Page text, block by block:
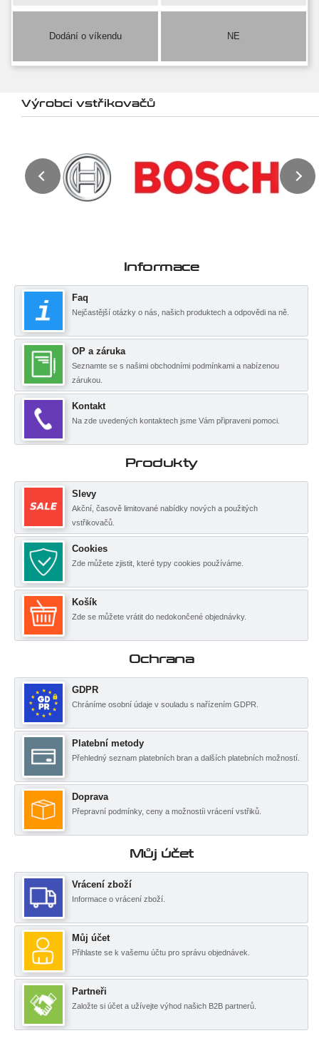
Dodání o víkendu NE
Výrobci vstřikovačů
Informace
Faq
Nejčastější otázky o nás, našich produktech a odpovědi na ně.
OP a záruka
Seznamte se s našimi obchodními podmínkami a nabízenou
zárukou.
Kontakt
Na zde uvedených kontaktech jsme Vám připraveni pomoci.
Produkty
Slevy
Akční, časově limitované nabídky nových a použitých
vstřikovačů.
Cookies
Zde můžete zjistit, které typy cookies používáme.
Košík
Zde se můžete vrátit do nedokončené objednávky.
Ochrana
GDPR
Chráníme osobní údaje v souladu s nařízením GDPR.
Platební metody
Přehledný seznam platebních bran a dalších platebních možností.
Doprava
Přepravní podmínky, ceny a možnostíi vrácení vstřiků.
Můj účet
Vrácení zboží
Informace o vrácení zboží.
Můj účet
Přihlaste se k vašemu účtu pro správu objednávek.
Partneři
Založte si účet a užívejte výhod našich B2B partnerů.